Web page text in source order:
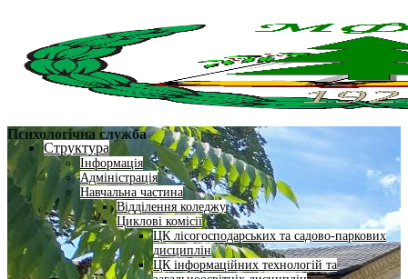
Структура
Інформація
Адміністрація
Навчальна частина
Відділення коледжу
Циклові комісії
ЦК лісогосподарських та садово-паркових
дисциплін
ЦК інформаційних технологій та
Психологічна служба